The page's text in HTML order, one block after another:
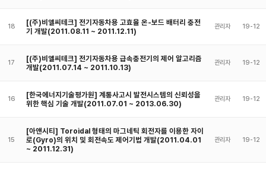
18
[(주)비엘씨테크] 전기자동차용 고효율 온-보드 배터리 충전
기 개발(2011.08.11 ~ 2011.12.11)
관리자 19-12
17
[(주)비엘씨테크] 전기자동차용 급속충전기의 제어 알고리즘
개발(2011.07.14 ~ 2011.10.13)
관리자 19-12
16
[한국에너지기술평가원] 계통사고시 발전시스템의 신뢰성을
위한 핵심 기술 개발(2011.07.01 ~ 2013.06.30)
관리자 19-12
15
[아앤시티] Toroidal 형태의 마그네틱 회전자를 이용한 자이
로(Gyro)의 위치 및 회전속도 제어기법 개발(2011.04.01
~ 2011.12.31)
관리자 19-12